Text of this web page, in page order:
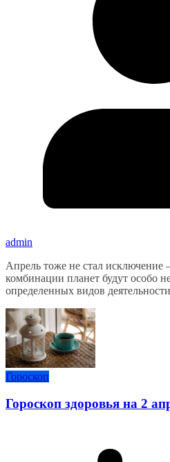
admin
Апрель тоже не стал исключение
комбинации планет будут особо
определенных видов
Гороскоп
Гороскоп здоровья на 2